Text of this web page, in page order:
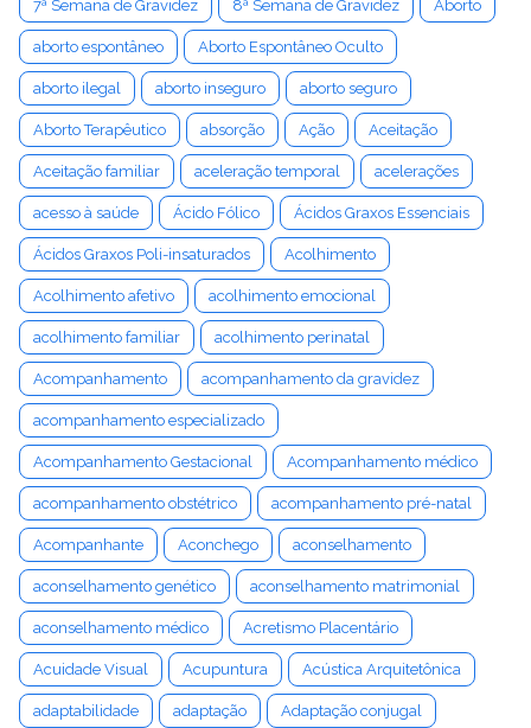
7ª Semana de Gravidez 8ª Semana de Gravidez Aborto
aborto espontâneo Aborto Espontâneo Oculto
aborto ilegal aborto inseguro aborto seguro
Aborto Terapêutico absorção Ação Aceitação
Aceitação familiar aceleração temporal acelerações
acesso à saúde Ácido Fólico Ácidos Graxos Essenciais
Ácidos Graxos Poli-insaturados Acolhimento
Acolhimento afetivo acolhimento emocional
acolhimento familiar acolhimento perinatal
Acompanhamento acompanhamento da gravidez
acompanhamento especializado
Acompanhamento Gestacional Acompanhamento médico
acompanhamento obstétrico acompanhamento pré-natal
Acompanhante Aconchego aconselhamento
aconselhamento genético aconselhamento matrimonial
aconselhamento médico Acretismo Placentário
Acuidade Visual Acupuntura Acústica Arquitetônica
adaptabilidade adaptação Adaptação conjugal